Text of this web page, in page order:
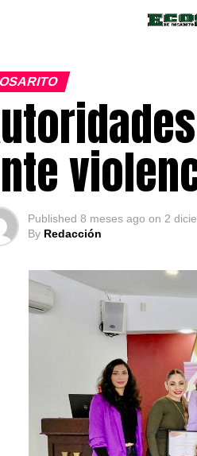
Published 8 meses ago on 2
By Redacción